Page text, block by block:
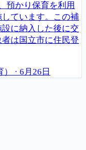
預かり保育を利用
ています。この補
に納入した後に交
は国立市に住民登
· 6月26日